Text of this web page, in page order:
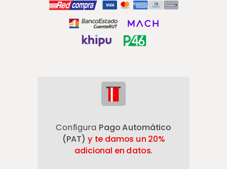
Configura Pago Automático
(PAT) y te damos un 20%
adicional en datos.